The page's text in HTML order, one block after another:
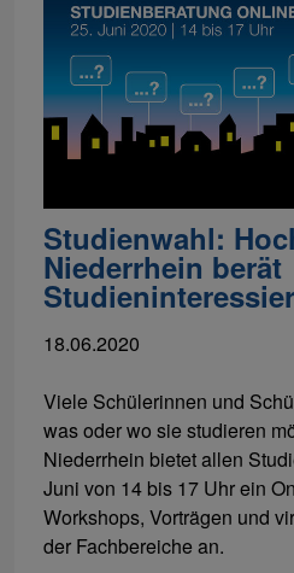
Studienwahl:
Niederrhein berät
18.06.2020
Viele Schülerinnen und
was oder wo sie studieren
Niederrhein bietet allen
Juni von 14 bis 17 Uhr ein
Workshops, Vorträgen und
der Fachbereiche an.